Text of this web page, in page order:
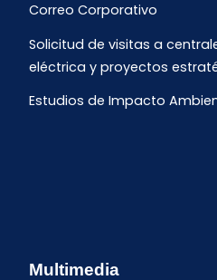
Correo Corporativo
Solicitud de visitas a
eléctrica y proyectos
Estudios de Impacto
Multimedia